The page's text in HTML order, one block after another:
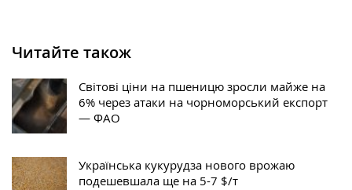
Читайте також
Світові ціни на пшеницю зросли майже на
6% через атаки на чорноморський експорт
— ФАО
Українська кукурудза нового врожаю
подешевшала ще на 5-7 $/т